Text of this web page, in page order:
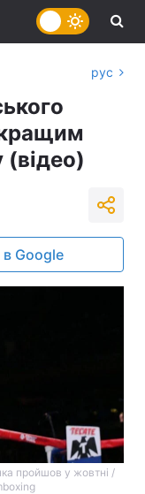
рус
в Google
пройшов у жовтні /